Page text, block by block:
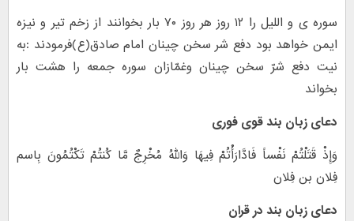
سوره ی و اللیل را ۱۲ روز هر روز ۷۰ بار بخوانند از زخم تیر و نیزه
ایمن خواهد بود دفع شر سخن چینان امام صادق(ع)فرمودند :به
نیت دفع شرّ سخن چینان وغمّازان سوره جمعه را هشت بار
بخواند
دعای زبان بند قوی فوری
وَإِذْ قَتَلْتُمْ نَفْساً فَادَّارَأْتُمْ فِیهَا وَاللّهُ مُخْرِجٌ مَّا کُنتُمْ تَکْتُمُونَ بِاسم
فِلان بن فِلان
دعای زبان بند در قران